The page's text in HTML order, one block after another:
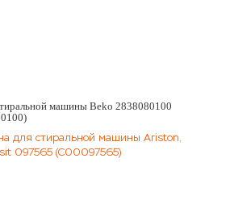
машины Beko 2838080100